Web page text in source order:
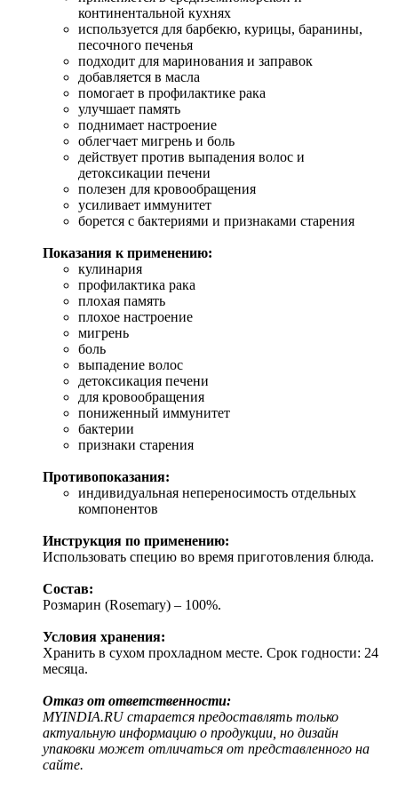
континентальной кухнях
используется для барбекю, курицы, баранины,
песочного печенья
подходит для маринования и заправок
добавляется в масла
помогает в профилактике рака
улучшает память
поднимает настроение
облегчает мигрень и боль
действует против выпадения волос и
детоксикации печени
полезен для кровообращения
усиливает иммунитет
борется с бактериями и признаками старения
Показания к применению:
кулинария
профилактика рака
плохая память
плохое настроение
мигрень
боль
выпадение волос
детоксикация печени
для кровообращения
пониженный иммунитет
бактерии
признаки старения
Противопоказания:
индивидуальная непереносимость отдельных
компонентов
Инструкция по применению:
Использовать специю во время приготовления блюда.
Состав:
Розмарин (Rosemary) – 100%.
Условия хранения:
Хранить в сухом прохладном месте. Срок годности: 24
месяца.
Отказ от ответственности:
MYINDIA.RU старается предоставлять только
актуальную информацию о продукции, но дизайн
упаковки может отличаться от представленного на
сайте.